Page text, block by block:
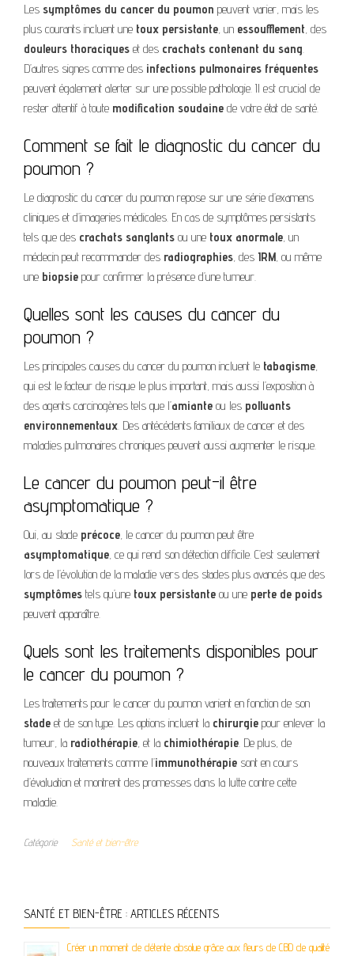
Les symptômes du cancer du poumon peuvent varier, mais les
plus courants incluent une toux persistante, un essoufflement, des
douleurs thoraciques et des crachats contenant du sang.
D’autres signes comme des infections pulmonaires fréquentes
peuvent également alerter sur une possible pathologie. Il est crucial de
rester attentif à toute modification soudaine de votre état de santé.
Comment se fait le diagnostic du cancer du
poumon ?
Le diagnostic du cancer du poumon repose sur une série d’examens
cliniques et d’imageries médicales. En cas de symptômes persistants
tels que des crachats sanglants ou une toux anormale, un
médecin peut recommander des radiographies, des IRM, ou même
une biopsie pour confirmer la présence d’une tumeur.
Quelles sont les causes du cancer du
poumon ?
Les principales causes du cancer du poumon incluent le tabagisme,
qui est le facteur de risque le plus important, mais aussi l’exposition à
des agents carcinogènes tels que l’amiante ou les polluants
environnementaux. Des antécédents familiaux de cancer et des
maladies pulmonaires chroniques peuvent aussi augmenter le risque.
Le cancer du poumon peut-il être
asymptomatique ?
Oui, au stade précoce, le cancer du poumon peut être
asymptomatique, ce qui rend son détection difficile. C’est seulement
lors de l’évolution de la maladie vers des stades plus avancés que des
symptômes tels qu’une toux persistante ou une perte de poids
peuvent apparaître.
Quels sont les traitements disponibles pour
le cancer du poumon ?
Les traitements pour le cancer du poumon varient en fonction de son
stade et de son type. Les options incluent la chirurgie pour enlever la
tumeur, la radiothérapie, et la chimiothérapie. De plus, de
nouveaux traitements comme l’immunothérapie sont en cours
d’évaluation et montrent des promesses dans la lutte contre cette
maladie.
Catégorie Santé et bien-être
SANTÉ ET BIEN-ÊTRE : ARTICLES RÉCENTS
Créer un moment de détente absolue grâce aux fleurs de CBD de qualité